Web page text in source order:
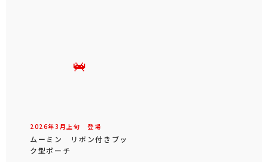
2026年3 月 上旬 登場
ムーミン リボン付きブッ
ク型ポーチ